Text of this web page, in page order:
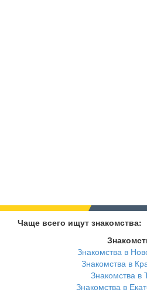
Чаще всего ищут знакомства:
Знакомства в
Знакомства в
Знакомства в
Знакомства в